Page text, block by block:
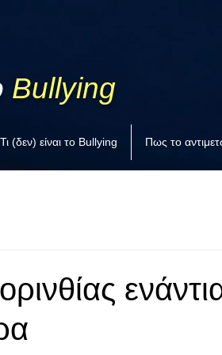
Bullying
Τι (δεν) είναι το Bullying Πως το